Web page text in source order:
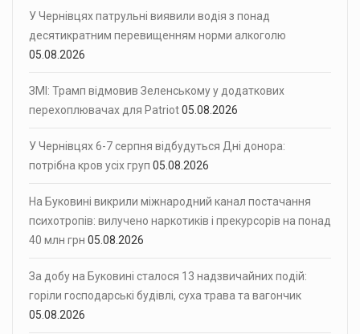
У Чернівцях патрульні виявили водія з понад
десятикратним перевищенням норми алкоголю
05.08.2026
ЗМІ: Трамп відмовив Зеленському у додаткових
перехоплювачах для Patriot05.08.2026
У Чернівцях 6-7 серпня відбудуться Дні донора:
потрібна кров усіх груп 05.08.2026
На Буковині викрили міжнародний канал постачання
психотропів: вилучено наркотиків і прекурсорів на понад
40 млн грн 05.08.2026
За добу на Буковині сталося 13 надзвичайних подій:
горіли господарські будівлі, суха трава та вагончик
05.08.2026